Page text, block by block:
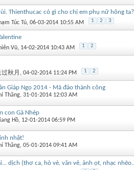
Thienthucac có gì cho chị em phụ nữ hông ta?
Túc Tú‎, 06-03-2014 10:55 AM 1 2 3
Vũ‎, 14-02-2014 10:43 AM 1 2
过秋月 ‎, 04-02-2014 11:24 PM 1 2
Giáp Ngọ 2014 - Mã đáo thành công
Thăng‎, 31-01-2014 12:03 AM
con Gà Nhép
Hồ‎, 12-01-2014 06:59 PM
nhật!
Thăng‎, 05-01-2014 09:41 AM
dịch (thơ ca, hò vè, văn vẻ, ảnh ọt, nhạc